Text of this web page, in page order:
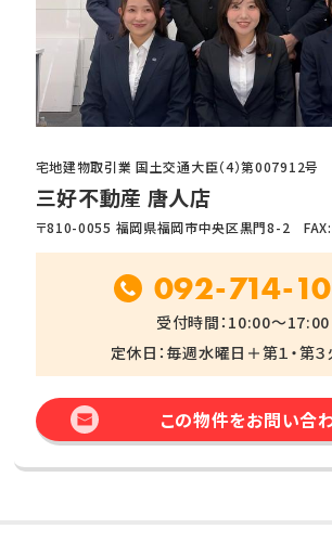
宅地建物取引業 国土交通大臣（4）第007912号
三好不動産 唐人店
〒810-0055 福岡県福岡市中央区黒門8-2
092-714-
受付時間：10:00～17:00
定休日：毎週水曜日＋第１・第
この物件をお問い合